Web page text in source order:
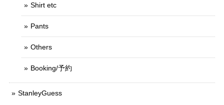
Shirt etc
Pants
Others
Booking/予約
StanleyGuess